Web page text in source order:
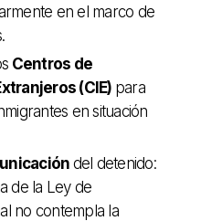
en el marco de
Centros de
(CIE) para
en situación
del detenido:
de la Ley de
no contempla la